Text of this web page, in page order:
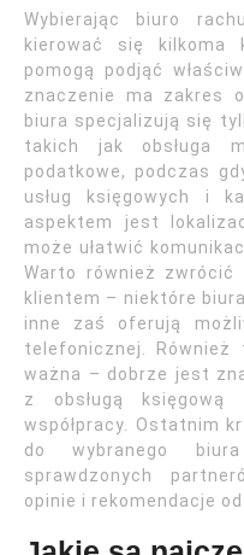
Wybierając biuro
kierować się kilkoma
pomogą podjąć
znaczenie ma zakres
biura specjalizują się
takich jak obsługa
podatkowe, podczas
usług księgowych i
aspektem jest
może ułatwić
Warto również
klientem – niektóre
inne zaś oferują
telefonicznej.
ważna – dobrze jest
z obsługą
współpracy. Ostatnim
do wybranego
sprawdzonych
opinie i rekomendacje